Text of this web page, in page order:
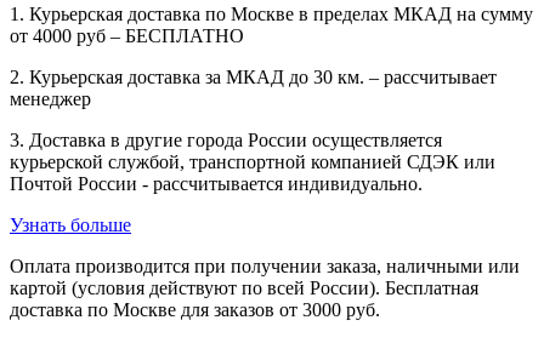
1. Курьерская доставка по Москве в пределах МКАД на сумму
от 4000 руб – БЕСПЛАТНО
2. Курьерская доставка за МКАД до 30 км. – рассчитывает
менеджер
3. Доставка в другие города России осуществляется
курьерской службой, транспортной компанией СДЭК или
Почтой России - рассчитывается индивидуально.
Узнать больше
Оплата производится при получении заказа, наличными или
картой (условия действуют по всей России). Бесплатная
доставка по Москве для заказов от 3000 руб.